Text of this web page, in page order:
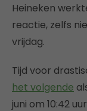
Heineken
reactie, zelfs
vrijdag.
Tijd voor
het volgende
juni om 10:42